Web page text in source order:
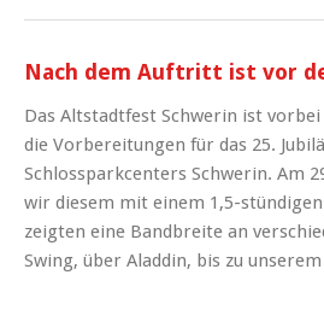
Nach dem Auftritt ist vor
Das Altstadtfest Schwerin ist
die Vorbereitungen für das 25.
Schlossparkcenters Schwerin. Am
wir diesem mit einem 1,5-
zeigten eine Bandbreite an
Swing, über Aladdin, bis zu